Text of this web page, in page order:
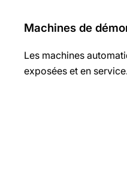
Machines de
Les machines
exposées et en